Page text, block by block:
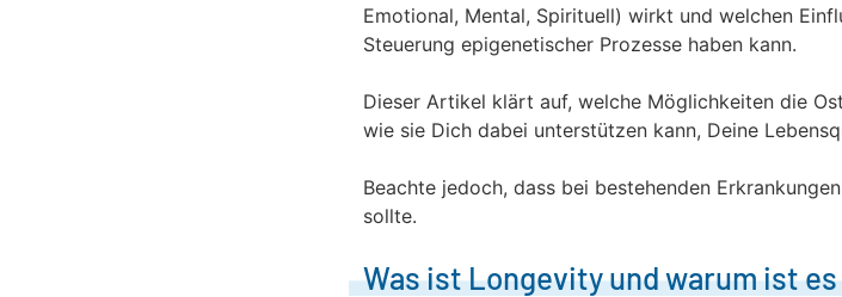
Emotional, Mental, Spirituell) wirkt und welchen
Steuerung epigenetischer Prozesse haben kann.
Dieser Artikel klärt auf, welche Möglichkeiten die
wie sie Dich dabei unterstützen kann, Deine
Beachte jedoch, dass bei bestehenden
sollte.
Was ist Longevity und warum ist